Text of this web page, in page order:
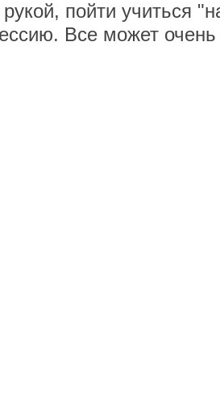
пойти учиться
Все может очень